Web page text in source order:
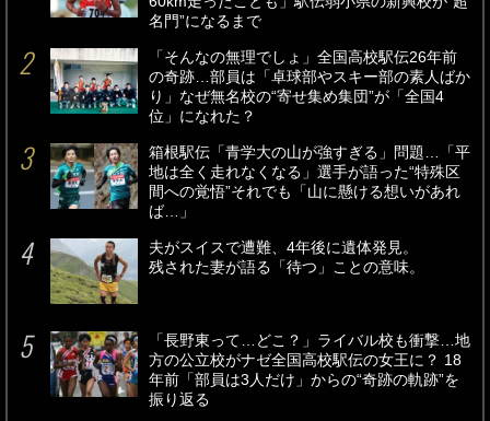
名門”になるまで
「そんなの無理でしょ」全国高校駅伝26年前
の奇跡…部員は「卓球部やスキー部の素人ばか
り」なぜ無名校の“寄せ集め集団”が「全国4
位」になれた？
箱根駅伝「青学大の山が強すぎる」問題…「平
地は全く走れなくなる」選手が語った“特殊区
間への覚悟”それでも「山に懸ける想いがあれ
ば…」
夫がスイスで遭難、4年後に遺体発見。
残された妻が語る「待つ」ことの意味。
「長野東って…どこ？」ライバル校も衝撃…地
方の公立校がナゼ全国高校駅伝の女王に？ 18
年前「部員は3人だけ」からの“奇跡の軌跡”を
振り返る